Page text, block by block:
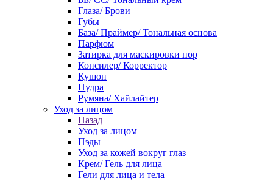
Глаза/ Брови
Губы
База/ Праймер/ Тональная основа
Парфюм
Затирка для маскировки пор
Консилер/ Корректор
Кушон
Пудра
Румяна/ Хайлайтер
Уход за лицом
Назад
Уход за лицом
Пэды
Уход за кожей вокруг глаз
Крем/ Гель для лица
Гели для лица и тела